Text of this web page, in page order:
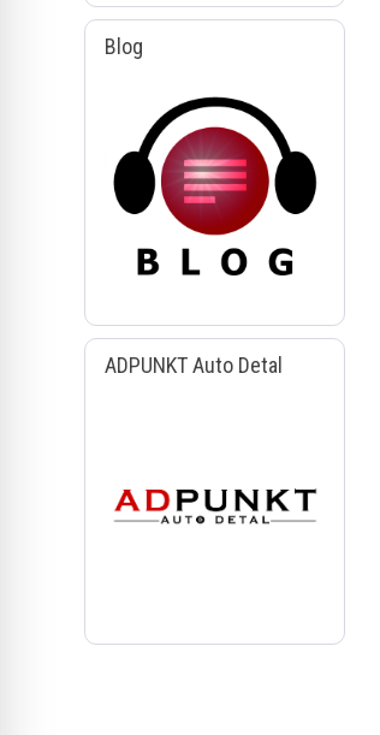
Blog
ADPUNKT Auto Detal